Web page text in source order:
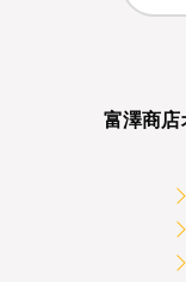
富澤商